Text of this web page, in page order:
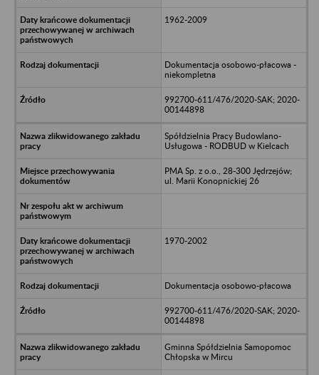
1962-2009
Dokumentacja osobowo-płacowa -
niekompletna
992700-611/476/2020-SAK; 2020-
00144898
Spółdzielnia Pracy Budowlano-
Usługowa - RODBUD w Kielcach
PMA Sp. z o.o., 28-300 Jędrzejów;
ul. Marii Konopnickiej 26
1970-2002
Dokumentacja osobowo-płacowa
992700-611/476/2020-SAK; 2020-
00144898
Gminna Spółdzielnia Samopomoc
Chłopska w Mircu